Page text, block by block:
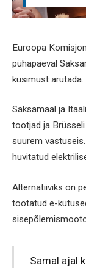
Euroopa
pühapäeval
küsimust arutada.
Saksamaal ja
tootjad ja
suurem
huvitatud
Alternatiiviks on
töötatud e-
Samal ajal